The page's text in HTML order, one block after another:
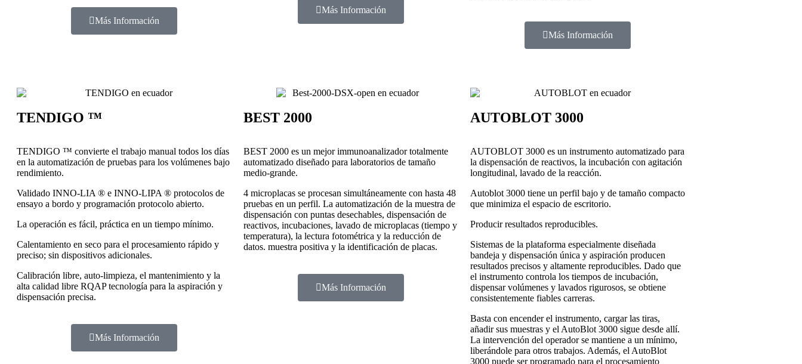
Más Información
Más Información
Más Información
TENDIGO ™
TENDIGO ™ convierte el trabajo manual todos los días
en la automatización de pruebas para los volúmenes bajo
rendimiento.
Validado INNO-LIA ® e INNO-LIPA ® protocolos de
ensayo a bordo y programación protocolo abierto.
La operación es fácil, práctica en un tiempo mínimo.
Calentamiento en seco para el procesamiento rápido y
preciso; sin dispositivos adicionales.
Calibración libre, auto-limpieza, el mantenimiento y la
alta calidad libre RQAP tecnología para la aspiración y
dispensación precisa.
Más Información
BEST 2000
BEST 2000 es un mejor immunoanalizador totalmente
automatizado diseñado para laboratorios de tamaño
medio-grande.
4 microplacas se procesan simultáneamente con hasta 48
pruebas en un perfil. La automatización de la muestra de
dispensación con puntas desechables, dispensación de
reactivos, incubaciones, lavado de microplacas (tiempo y
temperatura), la lectura fotométrica y la reducción de
datos. muestra positiva y la identificación de placas.
Más Información
AUTOBLOT 3000
AUTOBLOT 3000 es un instrumento automatizado para
la dispensación de reactivos, la incubación con agitación
longitudinal, lavado de la reacción.
Autoblot 3000 tiene un perfil bajo y de tamaño compacto
que minimiza el espacio de escritorio.
Producir resultados reproducibles.
Sistemas de la plataforma especialmente diseñada
bandeja y dispensación única y aspiración producen
resultados precisos y altamente reproducibles. Dado que
el instrumento controla los tiempos de incubación,
dispensar volúmenes y lavados rigurosos, se obtiene
consistentemente fiables carreras.
Basta con encender el instrumento, cargar las tiras,
añadir sus muestras y el AutoBlot 3000 sigue desde allí.
La intervención del operador se mantiene a un mínimo,
liberándole para otros trabajos. Además, el AutoBlot
3000 puede ser programado para el procesamiento